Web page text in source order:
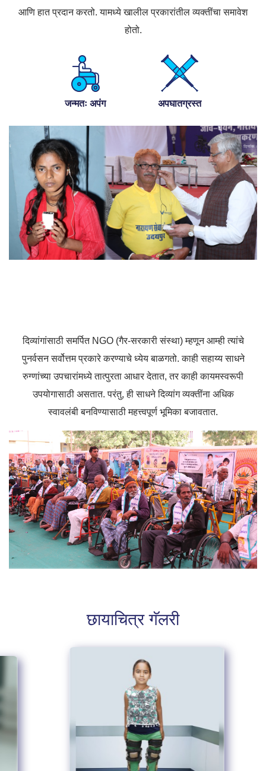
आणि हात प्रदान करतो. यामध्ये खालील प्रकारांतील व्यक्तींचा समावेश
होतो.
जन्मतः अपंग अपघातग्रस्त
दिव्यांगांसाठी समर्पित NGO (गैर-सरकारी संस्था) म्हणून आम्ही त्यांचे
पुनर्वसन सर्वोत्तम प्रकारे करण्याचे ध्येय बाळगतो. काही सहाय्य साधने
रुग्णांच्या उपचारांमध्ये तात्पुरता आधार देतात, तर काही कायमस्वरूपी
उपयोगासाठी असतात. परंतु, ही साधने दिव्यांग व्यक्तींना अधिक
स्वावलंबी बनविण्यासाठी महत्त्वपूर्ण भूमिका बजावतात.
छायाचित्र गॅलरी